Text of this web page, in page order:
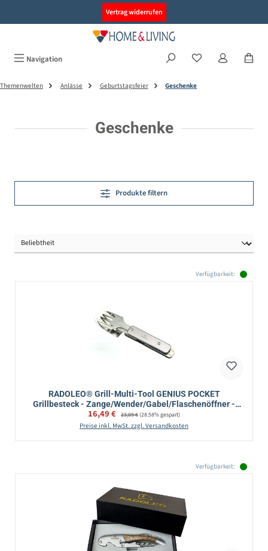
Vertrag widerrufen
Navigation
Themenwelten Anlässe Geburtstagsfeier Geschenke
Geschenke
Produkte filtern
Verfügbarkeit:
RADOLEO® Grill-Multi-Tool GENIUS POCKET
Grillbesteck - Zange/Wender/Gabel/Flaschenöffner -
4in1
Verkaufspreis:
16,49 € Regulärer Preis:
23,09 €(28.58% gespart)
Preise inkl. MwSt. zzgl. Versandkosten
Verfügbarkeit: